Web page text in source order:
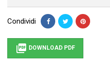
Condividi
 DOWNLOAD PDF